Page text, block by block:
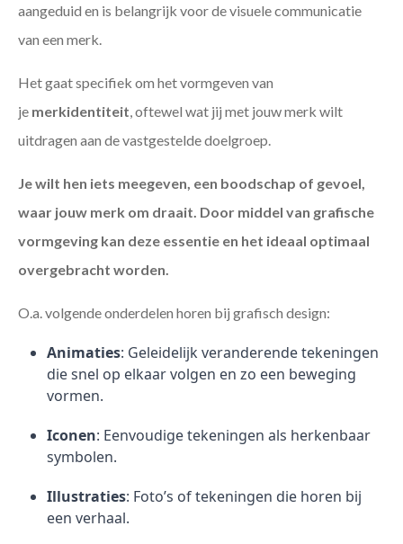
aangeduid en is belangrijk voor de visuele communicatie
van een merk.
Het gaat specifiek om het vormgeven van
je merkidentiteit , oftewel wat jij met jouw merk wilt
uitdragen aan de vastgestelde doelgroep.
Je wilt hen iets meegeven, een boodschap of gevoel,
waar jouw merk om draait. Door middel van grafische
vormgeving kan deze essentie en het ideaal optimaal
overgebracht worden.
O.a. volgende onderdelen horen bij grafisch design:
Animaties: Geleidelijk veranderende tekeningen
die snel op elkaar volgen en zo een beweging
vormen.
Iconen: Eenvoudige tekeningen als herkenbaar
symbolen.
Illustraties: Foto’s of tekeningen die horen bij
een verhaal.